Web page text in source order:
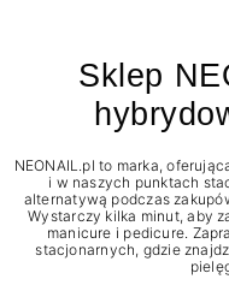
Sklep
NEONAIL.pl to marka,
i w naszych punktach
alternatywą podczas
Wystarczy kilka minut, aby
manicure i pedicure.
stacjonarnych, gdzie